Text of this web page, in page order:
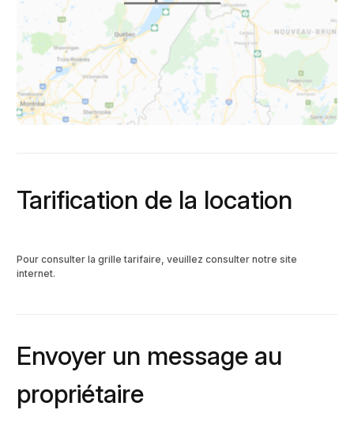
Envoyer un message au
propriétaire
Tarification de la location
Pour consulter la grille tarifaire, veuillez consulter notre site
internet.